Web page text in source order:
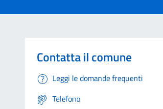
Contatta il comune
Leggi le domande frequenti
Telefono